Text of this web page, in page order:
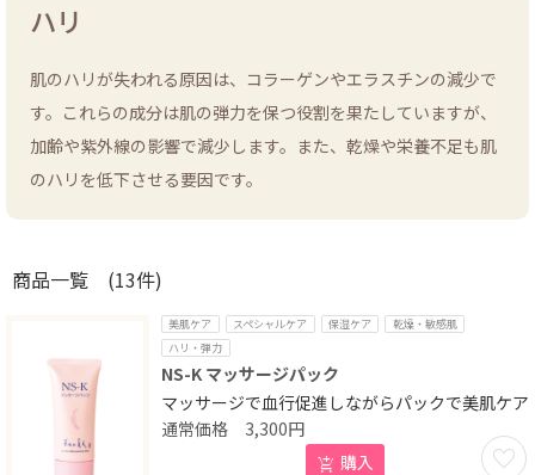
ハリ
肌のハリが失われる原因は、コラーゲンやエラスチンの減少で
す。これらの成分は肌の弾力を保つ役割を果たしていますが、
加齢や紫外線の影響で減少します。また、乾燥や栄養不足も肌
のハリを低下させる要因です。
商品一覧 (13件)
美肌ケア スペシャルケア 保湿ケア
乾燥・敏感肌
ハリ・弾力
NS-K マッサージパック
マッサージで血行促進しながらパックで美肌ケア
お気
3,300円
購入